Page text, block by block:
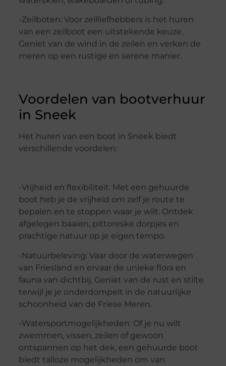
-Zeilboten: Voor zeilliefhebbers is het huren
van een zeilboot een uitstekende keuze.
Geniet van de wind in de zeilen en verken de
meren op een rustige en serene manier.
Voordelen van bootverhuur
in Sneek
Het huren van een boot in Sneek biedt
verschillende voordelen:
-Vrijheid en flexibiliteit: Met een gehuurde
boot heb je de vrijheid om zelf je route te
bepalen en te stoppen waar je wilt. Ontdek
afgelegen baaien, pittoreske dorpjes en
prachtige natuur op je eigen tempo.
-Natuurbeleving: Vaar door de waterwegen
van Friesland en ervaar de unieke flora en
fauna van dichtbij. Geniet van de rust en stilte
terwijl je je onderdompelt in de natuurlijke
schoonheid van de Friese Meren.
-Watersportmogelijkheden: Of je nu wilt
zwemmen, vissen, zeilen of gewoon
ontspannen op het dek, een gehuurde boot
biedt talloze mogelijkheden om van